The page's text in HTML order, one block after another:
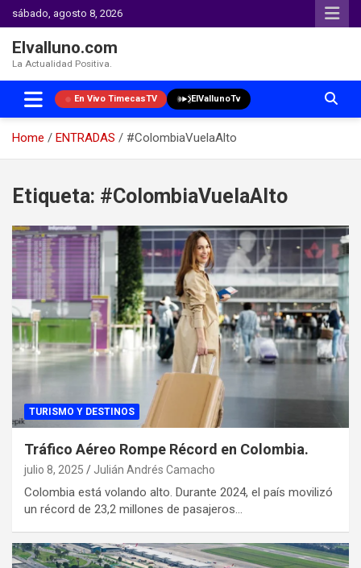
sábado, agosto 8, 2026
Elvalluno.com
La Actualidad Positiva.
En Vivo TimecasTV ElVallunoTv
Home ENTRADAS
#ColombiaVuelaAlto
content
Etiqueta: #ColombiaVuelaAlto
TURISMO Y DESTINOS
Tráfico Aéreo Rompe Récord en Colombia.
julio 8, 2025 Julián Andrés Camacho
Colombia está volando alto. Durante 2024, el país movilizó
un récord de 23,2 millones de pasajeros…